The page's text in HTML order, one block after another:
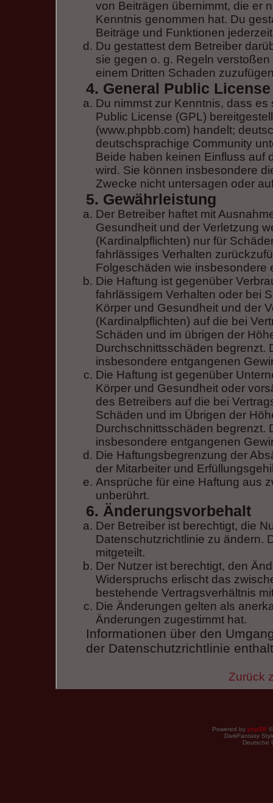
von Beiträgen übernimmt, die er
Kenntnis genommen hat. Du
Beiträge und Funktionen
Du gestattest dem Betreiber
sie gegen o. g. Regeln
einem Dritten Schaden
4. General Public License
Du nimmst zur Kenntnis, dass
Public License (GPL)
(www.phpbb.com) handelt;
deutschsprachige Community
Beide haben keinen Einfluss auf
wird. Sie können insbesondere
Zwecke nicht untersagen oder
5. Gewährleistung
Der Betreiber haftet mit
Gesundheit und der Verletzung
(Kardinalpflichten) nur für
fahrlässiges Verhalten
Folgeschäden wie insbesondere
Die Haftung ist gegenüber
fahrlässigem Verhalten oder bei
Körper und Gesundheit und der
(Kardinalpflichten) auf die bei
Schäden und im übrigen der
Durchschnittsschäden begrenzt.
insbesondere entgangenen
Die Haftung ist gegenüber
Körper und Gesundheit oder
des Betreibers auf die bei
Schäden und im Übrigen der
Durchschnittsschäden begrenzt.
insbesondere entgangenen
Die Haftungsbegrenzung der
der Mitarbeiter und
Ansprüche für eine Haftung aus
unberührt.
6. Änderungsvorbehalt
Der Betreiber ist berechtigt, die
Datenschutzrichtlinie zu ändern.
mitgeteilt.
Der Nutzer ist berechtigt, den
Widerspruchs erlischt das
bestehende Vertragsverhältnis
Die Änderungen gelten als
Änderungen zugestimmt hat.
Informationen über den
der Datenschutzrichtlinie
Zurück
Powered by phpBB
DarkFantasy
Deutsche